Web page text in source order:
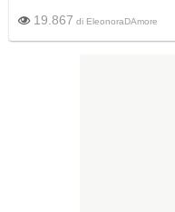
19.867 di EleonoraDAmore